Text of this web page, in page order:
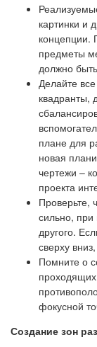
картинки и
концепции.
предметы
должно
Делайте
квадранты,
плане для
новая
чертежи –
проекта
Проверьте,
сильно, при
другого.
сверху
Помните о
фокусной
Создание зон